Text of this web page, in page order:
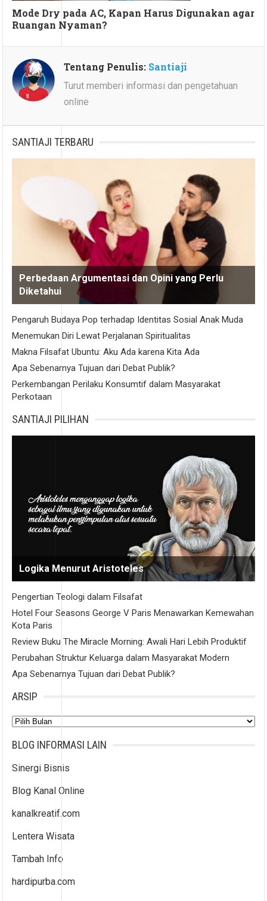
Mode Dry pada AC, Kapan Harus Digunakan agar
Ruangan Nyaman?
Tentang Penulis: Santiaji
Turut memberi informasi dan pengetahuan
online
SANTIAJI TERBARU
Perbedaan Argumentasi dan Opini yang Perlu
Diketahui
Pengaruh Budaya Pop terhadap Identitas Sosial Anak Muda
Menemukan Diri Lewat Perjalanan Spiritualitas
Makna Filsafat Ubuntu: Aku Ada karena Kita Ada
Apa Sebenarnya Tujuan dari Debat Publik?
Perkembangan Perilaku Konsumtif dalam Masyarakat
Perkotaan
SANTIAJI PILIHAN
Logika Menurut Aristoteles
Pengertian Teologi dalam Filsafat
Hotel Four Seasons George V Paris Menawarkan Kemewahan
Kota Paris
Review Buku The Miracle Morning: Awali Hari Lebih Produktif
Perubahan Struktur Keluarga dalam Masyarakat Modern
Apa Sebenarnya Tujuan dari Debat Publik?
ARSIP
Arsip
BLOG INFORMASI LAIN
Sinergi Bisnis
Blog Kanal Online
kanalkreatif.com
Lentera Wisata
Tambah Info
hardipurba.com